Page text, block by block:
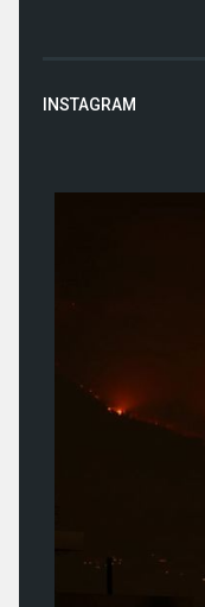
INSTAGRAM